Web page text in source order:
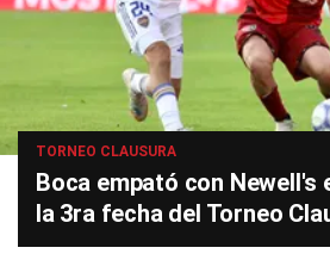
TORNEO CLAUSURA
Boca empató con Newell's
la 3ra fecha del Torneo